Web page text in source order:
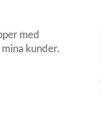
med
kunder.